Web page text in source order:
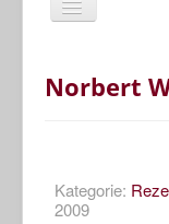
Diskussionen
Norbert
Kategorie:
2009